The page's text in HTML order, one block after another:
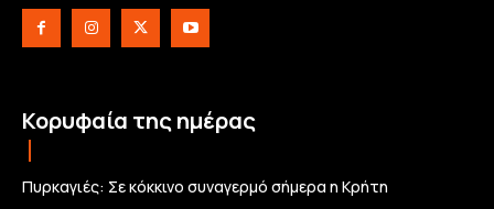
Κορυφαία της ημέρας
Πυρκαγιές: Σε κόκκινο συναγερμό σήμερα η Κρήτη